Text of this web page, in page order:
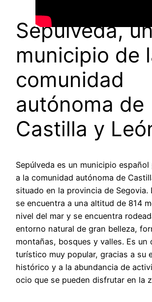
Sepúlveda,
municipio de
comunidad
autónoma de
Castilla y
Sepúlveda es un municipio
a la comunidad autónoma de
situado en la provincia de Segovia.
se encuentra a una altitud de 814
nivel del mar y se encuentra
entorno natural de gran belleza,
montañas, bosques y valles. Es un
turístico muy popular, gracias a su
histórico y a la abundancia de
ocio que se pueden disfrutar en la